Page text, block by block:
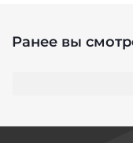
Ранее вы